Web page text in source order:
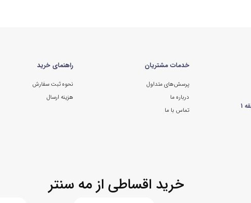
خدمات مشتریان
پرسش‌های متداول
درباره ما
تماس با ما
راهنمای خرید
نحوه ثبت سفارش
هزینه ارسال
خرید اقساطی از مه سنتر